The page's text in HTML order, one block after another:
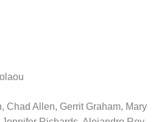
Chad Allen, Gerrit Graham, Mary